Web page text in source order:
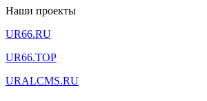
Наши проекты
UR66.RU
UR66.TOP
URALCMS.RU